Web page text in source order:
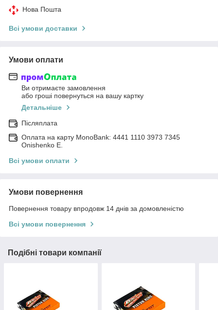
Нова Пошта
Всі умови доставки
Умови оплати
Ви отримаєте замовлення
або гроші повернуться на вашу картку
Детальніше
Післяплата
Оплата на карту MonoBank: 4441 1110 3973 7345
Onishenko E.
Всі умови оплати
Умови повернення
Повернення товару впродовж 14 днів за домовленістю
Всі умови повернення
Подібні товари компанії